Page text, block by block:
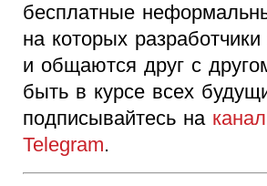
бесплатные
на которых разработчики
и общаются друг с
быть в курсе всех
подписывайтесь на
Telegram.